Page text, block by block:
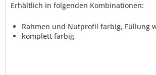
Ich habe die Datenschutzerklärung
Erhältlich in folgenden Kombinationen:
Rahmen und Nutprofil farbig, Füllung
komplett farbig